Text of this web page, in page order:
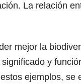
La relación
mejor la
y
ejemplos,